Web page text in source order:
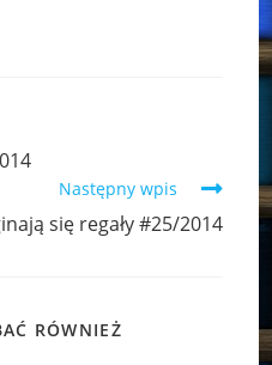
Następny wpis
się regały #25/2014
RÓWNIEŻ